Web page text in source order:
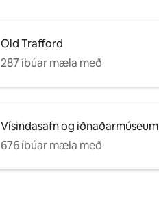
Old Trafford
287 íbúar mæla með
Vísindasafn og iðnaðarmúseum
676 íbúar mæla með